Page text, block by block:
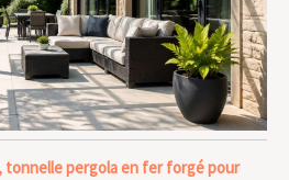
tonnelle pergola en fer forgé pour